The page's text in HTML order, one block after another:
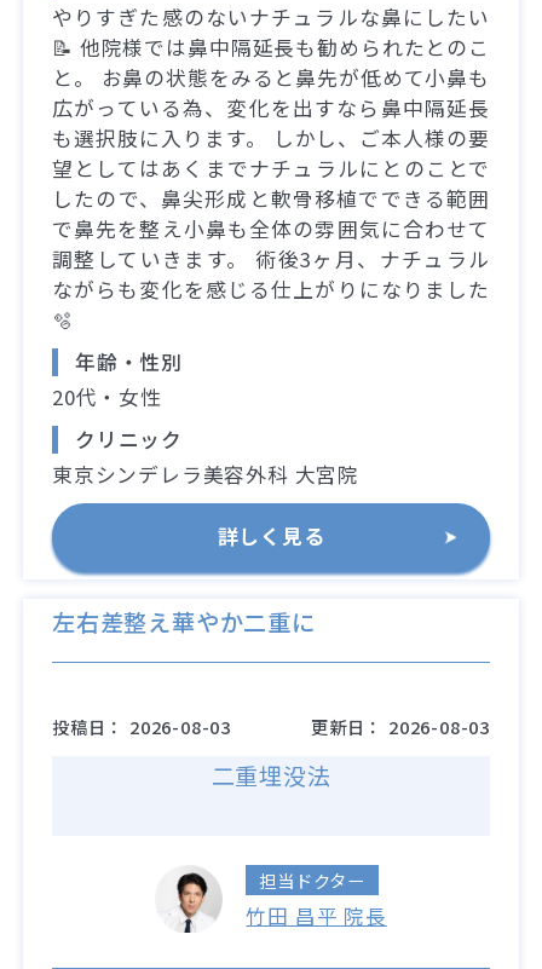
やりすぎた感のないナチュラルな鼻にしたい
📝 他院様では鼻中隔延長も勧められたとのこ
と。 お鼻の状態をみると鼻先が低めて小鼻も
広がっている為、変化を出すなら鼻中隔延長
も選択肢に入ります。 しかし、ご本人様の要
望としてはあくまでナチュラルにとのことで
したので、鼻尖形成と軟骨移植でできる範囲
で鼻先を整え小鼻も全体の雰囲気に合わせて
調整していきます。 術後3ヶ月、ナチュラル
ながらも変化を感じる仕上がりになりました
🫧
年齢・性別
20代・女性
クリニック
東京シンデレラ美容外科 大宮院
詳しく見る
左右差整え華やか二重に
投稿日： 2026-08-03 更新日： 2026-08-03
二重埋没法
担当ドクター
竹田 昌平 院長